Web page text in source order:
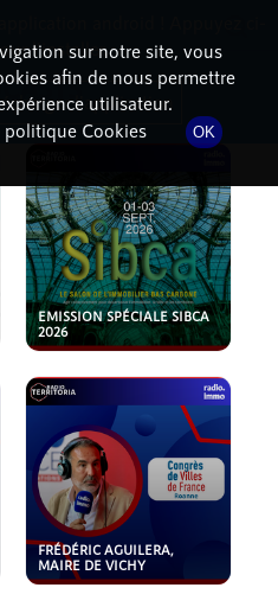
EMISSION SPÉCIALE SIBCA
2026
FRÉDÉRIC AGUILERA,
MAIRE DE VICHY
sur notre site, vous
afin de nous permettre
utilisateur.
politique Cookies
OK
l'installer.
l'application